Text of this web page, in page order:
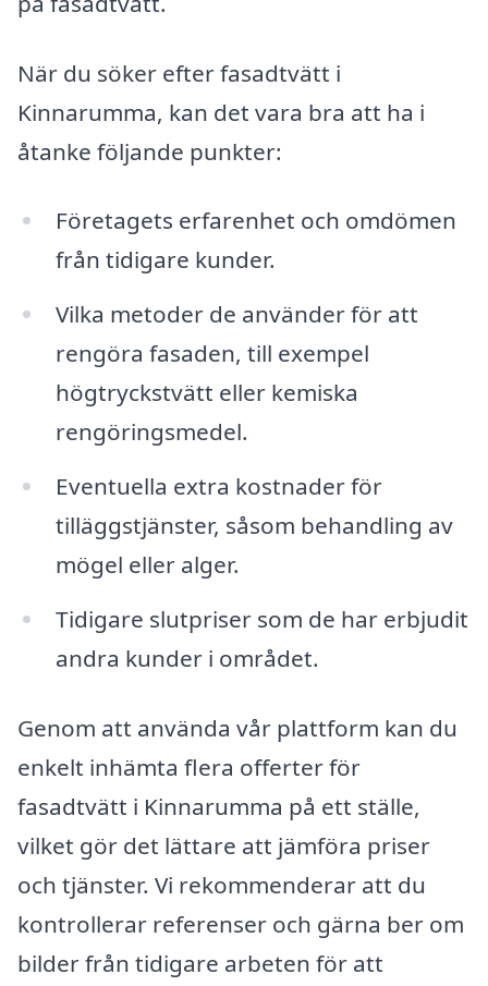
När du söker efter fasadtvätt i
Kinnarumma, kan det vara bra att ha i
åtanke följande punkter:
Företagets erfarenhet och omdömen
från tidigare kunder.
Vilka metoder de använder för att
rengöra fasaden, till exempel
högtryckstvätt eller kemiska
rengöringsmedel.
Eventuella extra kostnader för
tilläggstjänster, såsom behandling av
mögel eller alger.
Tidigare slutpriser som de har erbjudit
andra kunder i området.
Genom att använda vår plattform kan du
enkelt inhämta flera offerter för
fasadtvätt i Kinnarumma på ett ställe,
vilket gör det lättare att jämföra priser
och tjänster. Vi rekommenderar att du
kontrollerar referenser och gärna ber om
bilder från tidigare arbeten för att